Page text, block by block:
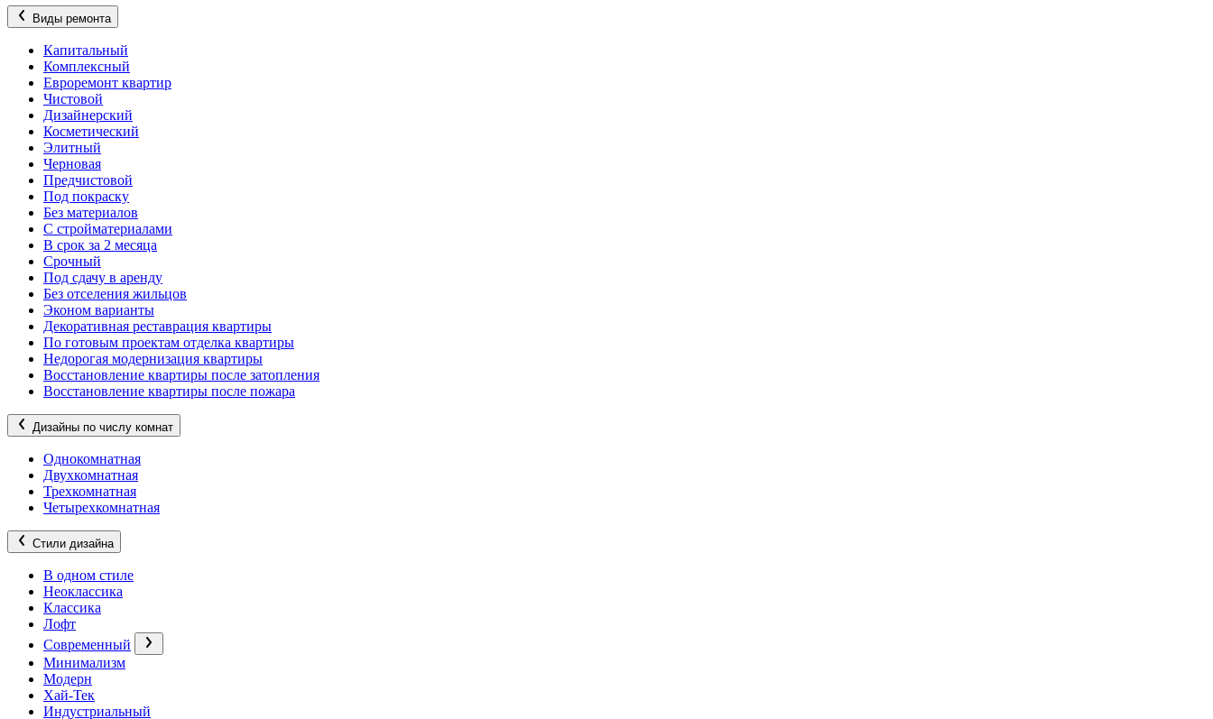
Виды ремонта
Капитальный
Комплексный
Евроремонт квартир
Чистовой
Дизайнерский
Косметический
Элитный
Черновая
Предчистовой
Под покраску
Без материалов
С стройматериалами
В срок за 2 месяца
Срочный
Под сдачу в аренду
Без отселения жильцов
Эконом варианты
Декоративная реставрация квартиры
По готовым проектам отделка квартиры
Недорогая модернизация квартиры
Восстановление квартиры после затопления
Восстановление квартиры после пожара
Дизайны по числу комнат
Однокомнатная
Двухкомнатная
Трехкомнатная
Четырехкомнатная
Стили дизайна
В одном стиле
Неоклассика
Классика
Лофт
Современный
Минимализм
Модерн
Хай-Тек
Индустриальный